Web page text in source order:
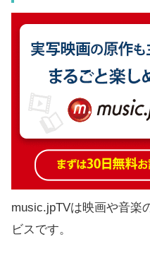
music.jpTVは映画や音楽
ビスです。